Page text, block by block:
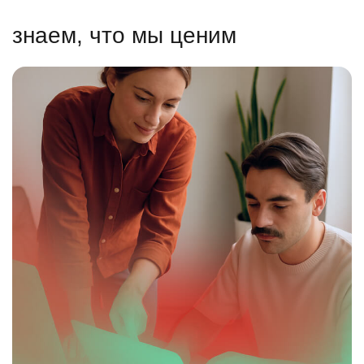
знаем, что мы ценим